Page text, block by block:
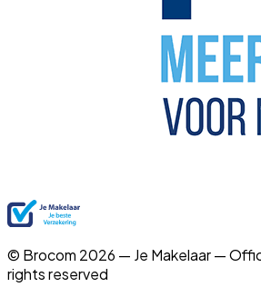
© Brocom 2026 — Je Makelaar —
rights reserved